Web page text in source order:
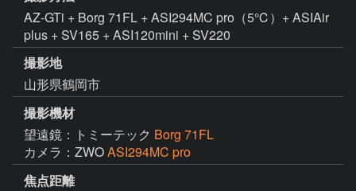
AZ-GTi + Borg 71FL + ASI294MC pro（5℃）+ ASIAir
plus + SV165 + ASI120mini + SV220
撮影地
山形県鶴岡市
撮影機材
望遠鏡：トミーテック Borg 71FL
カメラ：ZWOASI294MC pro
焦点距離